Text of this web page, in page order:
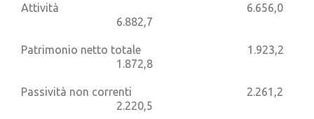
Attività 6.656,0
6.882,7
Patrimonio netto totale 1.923,2
1.872,8
Passività non correnti 2.261,2
2.220,5